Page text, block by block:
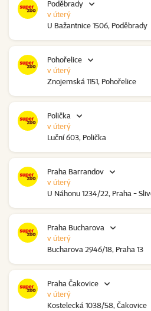
Poděbrady
U Bažantnice 1506, Poděbrady
v úterý
Pohořelice
Znojemská 1151, Pohořelice
v úterý
Polička
Luční 603, Polička
v úterý
Praha Barrandov
U Náhonu 1234/22, Praha -
v úterý
Praha Bucharova
Bucharova 2946/18, Praha 13
v úterý
Praha Čakovice
Kostelecká 1038/58, Čakovice
v úterý